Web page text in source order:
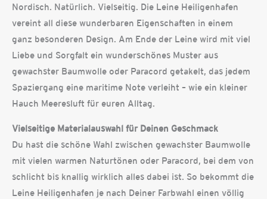
Nordisch. Natürlich. Vielseitig. Die Leine Heiligenhafen
vereint all diese wunderbaren Eigenschaften in einem
ganz besonderen Design. Am Ende der Leine wird mit viel
Liebe und Sorgfalt ein wunderschönes Muster aus
gewachster Baumwolle oder Paracord getakelt, das jedem
Spaziergang eine maritime Note verleiht – wie ein kleiner
Hauch Meeresluft für euren Alltag.
Vielseitige Materialauswahl für Deinen Geschmack
Du hast die schöne Wahl zwischen gewachster Baumwolle
mit vielen warmen Naturtönen oder Paracord, bei dem von
schlicht bis knallig wirklich alles dabei ist. So bekommt die
Leine Heiligenhafen je nach Deiner Farbwahl einen völlig